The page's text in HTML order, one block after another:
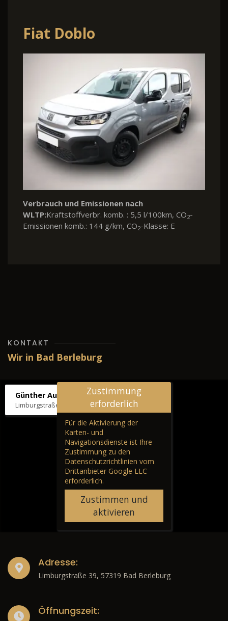
Fiat Doblo
Verbrauch und Emissionen nach
WLTP:Kraftstoffverbr. komb. : 5,5 l/100km, CO2-
Emissionen komb.: 144 g/km, CO2-Klasse: E
KONTAKT
Wir in Bad Berleburg
Günther Autos & Service
Limburgstraße 39, 57319 Bad Berleburg
Zustimmung
erforderlich
Für die Aktivierung der
Karten- und
Navigationsdienste ist Ihre
Zustimmung zu den
Datenschutzrichtlinien vom
Drittanbieter Google LLC
erforderlich.
Zustimmen und
aktivieren
Adresse:
Limburgstraße 39, 57319 Bad Berleburg
Öffnungszeit: